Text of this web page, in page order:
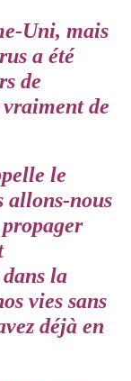
Uni, mais
a été
de
de
le
allons-nous
la
vies sans
déjà en